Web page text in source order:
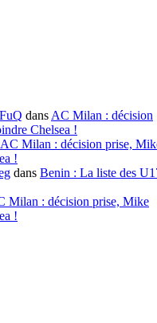
dans AC Milan : décision
Chelsea !
AC Milan : décision prise,
!
dans Benin : La liste des
Milan : décision prise, Mike
!